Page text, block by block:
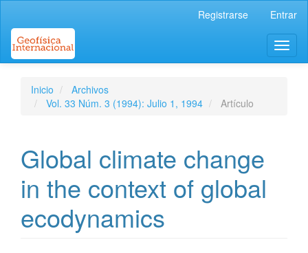
Contenido
principal
Barra
Registrarse Entrar
Inicio
Archivos
Vol. 33 Núm. 3 (1994): Julio 1, 1994
Artículo
Global climate change
in the context of global
ecodynamics